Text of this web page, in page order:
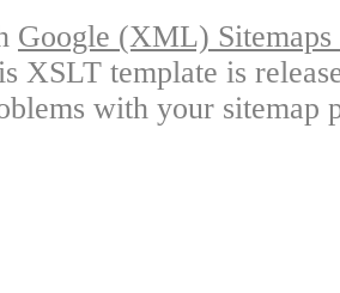
Google (XML)
XSLT template is
with your sitemap